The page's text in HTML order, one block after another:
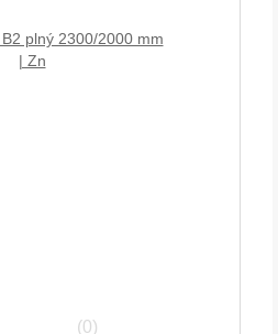
plný 2300/2000 mm
| Zn
(0)